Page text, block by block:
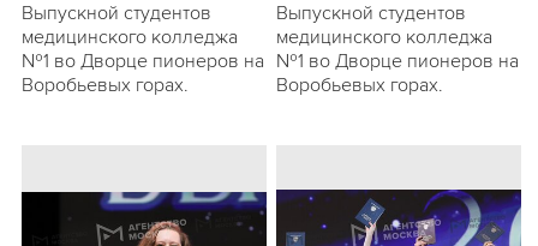
Выпускной студентов
медицинского колледжа
№1 во Дворце пионеров на
Воробьевых горах.
Выпускной студентов
медицинского колледжа
№1 во Дворце пионеров на
Воробьевых горах.